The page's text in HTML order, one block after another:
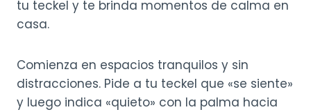
tu teckel y te brinda momentos de calma en
casa.
Comienza en espacios tranquilos y sin
distracciones. Pide a tu teckel que «se siente»
y luego indica «quieto» con la palma hacia